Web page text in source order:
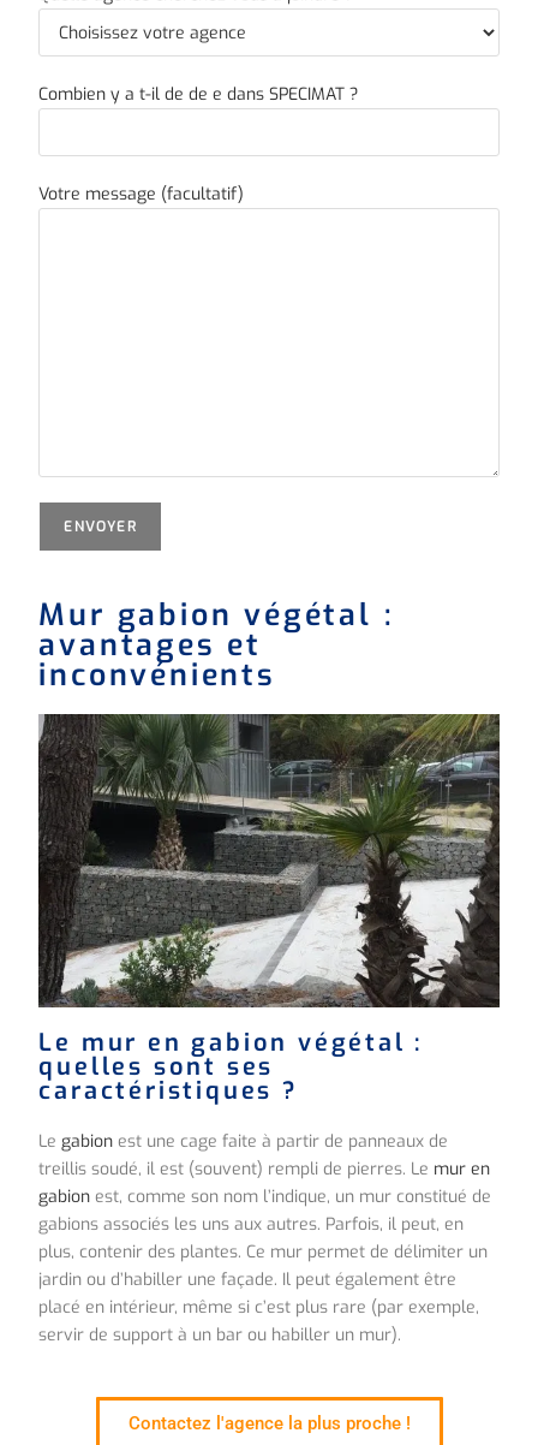
Combien y a t-il de de e dans SPECIMAT ?
Votre message (facultatif)
Mur gabion végétal :
avantages et
inconvénients
Le mur en gabion végétal :
quelles sont ses
caractéristiques ?
Legabion est une cage faite à partir de panneaux de
treillis soudé, il est (souvent) rempli de pierres. Le mur en
gabion est, comme son nom l’indique, un mur constitué de
gabions associés les uns aux autres. Parfois, il peut, en
plus, contenir des plantes. Ce mur permet de délimiter un
jardin ou d’habiller une façade. Il peut également être
placé en intérieur, même si c’est plus rare (par exemple,
servir de support à un bar ou habiller un mur).
Contactez l'agence la plus proche !